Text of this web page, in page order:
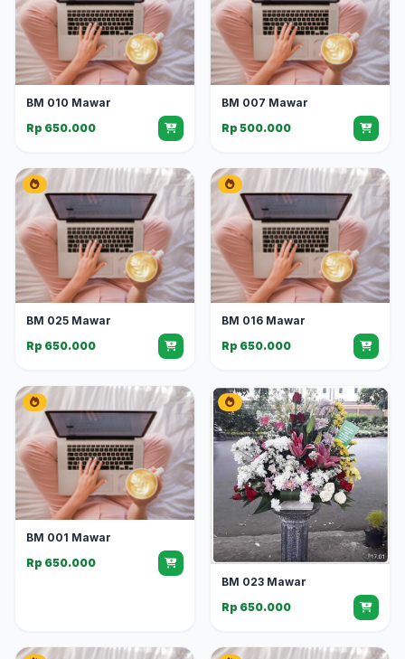
BM 010 Mawar
Rp 650.000
BM 007 Mawar
Rp 500.000
BM 025 Mawar
Rp 650.000
BM 016 Mawar
Rp 650.000
BM 001 Mawar
Rp 650.000
BM 023 Mawar
Rp 650.000